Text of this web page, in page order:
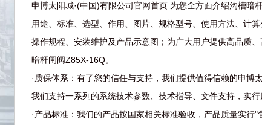
申博太阳城·(中国)有限公司官网首页 为您全方面介绍沟槽暗
用途、标准、选型、作用、图片、规格型号、使用方法、计
操作规程、安装维护及产品示意图；为广大用户提供高品质
暗杆闸阀Z85X-16Q。
·质保体系：有了您的信任与支持，我们提供值得信赖的申博
我们支持一系列的系统技术参数、技术指导、文件支持，实行
·产品标准：我们的产品按国家相关标准验收，产品质量实行"